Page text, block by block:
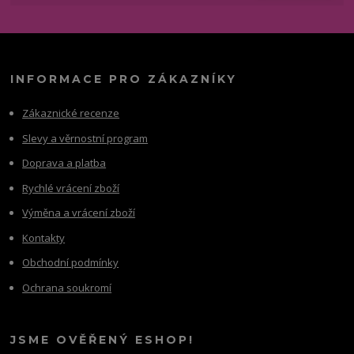
INFORMACE PRO ZÁKAZNÍKY
Zákaznické recenze
Slevy a věrnostní program
Doprava a platba
Rychlé vrácení zboží
Výměna a vrácení zboží
Kontakty
Obchodní podmínky
Ochrana soukromí
JSME OVĚŘENÝ ESHOP!